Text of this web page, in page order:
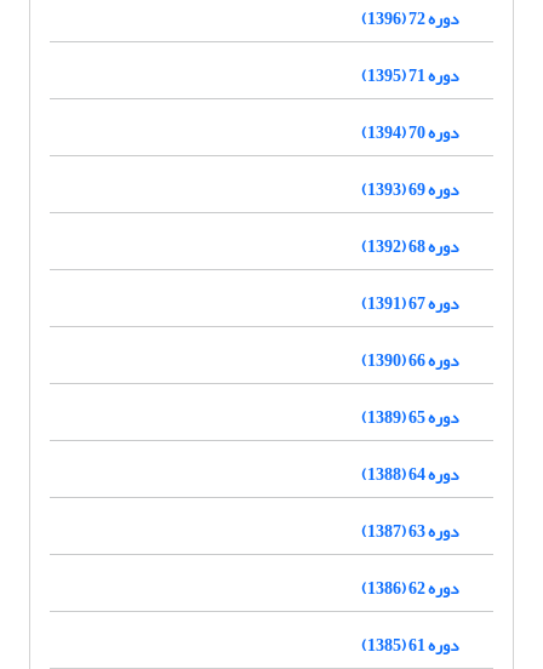
دوره 72 (1396)
دوره 71 (1395)
دوره 70 (1394)
دوره 69 (1393)
دوره 68 (1392)
دوره 67 (1391)
دوره 66 (1390)
دوره 65 (1389)
دوره 64 (1388)
دوره 63 (1387)
دوره 62 (1386)
دوره 61 (1385)